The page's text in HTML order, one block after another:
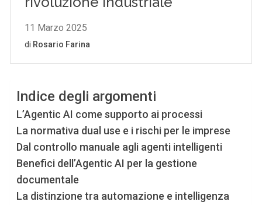
Indice degli argomenti
L’Agentic AI come supporto ai processi
La normativa dual use e i rischi per le imprese
Dal controllo manuale agli agenti intelligenti
Benefici dell’Agentic AI per la gestione
documentale
La distinzione tra automazione e intelligenza